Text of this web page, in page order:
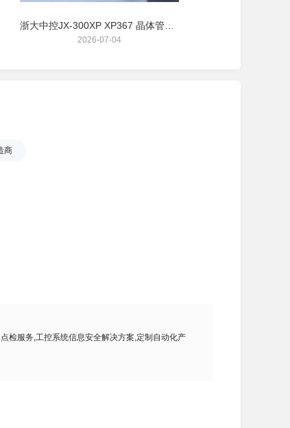
2026-07-04
商
检服务,工控系统信息安全解决方案,定制自动化产